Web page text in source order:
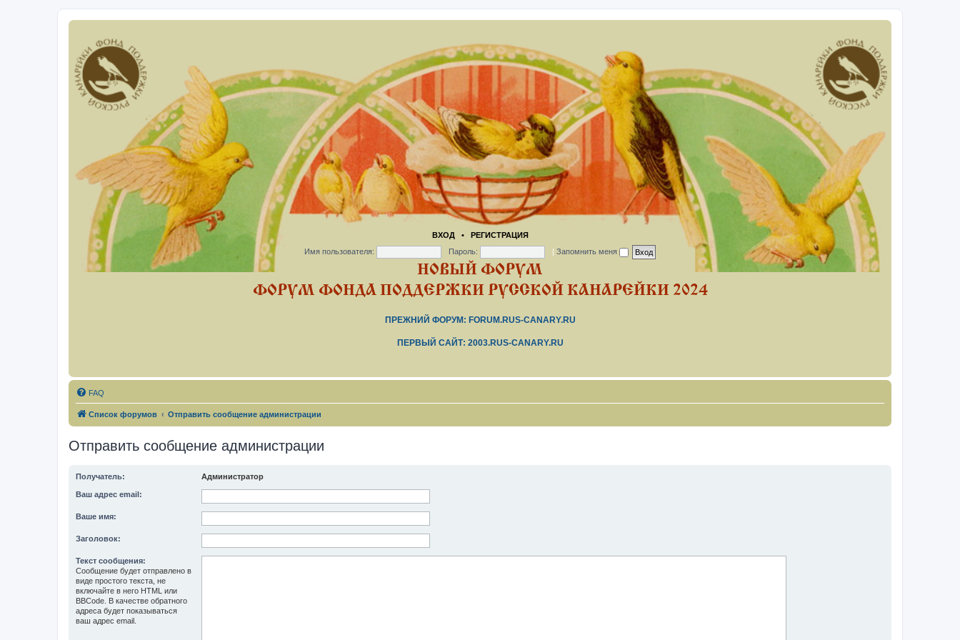
ВХОД• РЕГИСТРАЦИЯ
Имя пользователя:
Пароль: | Запомнить меня
НОВЫЙ ФОРУМ
ФОРУМ ФОНДА ПОДДЕРЖКИ РУССКОЙ КАНАРЕЙКИ 2024
ПРЕЖНИЙ ФОРУМ: FORUM.RUS-CANARY.RU
ПЕРВЫЙ САЙТ: 2003.RUS-CANARY.RU
FAQ
Список форумов Отправить сообщение администрации
Отправить сообщение администрации
Получатель: Администратор
Ваш адрес email:
Ваше имя:
Заголовок:
Текст сообщения:
Сообщение будет отправлено в
виде простого текста, не
включайте в него HTML или
BBCode. В качестве обратного
адреса будет показываться
ваш адрес email.